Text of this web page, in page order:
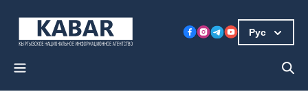
Рус